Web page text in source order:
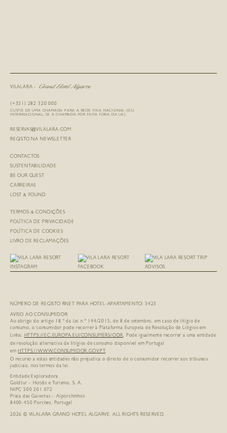
VILALARA - Grand Hotel Algarve
(+351) 282 320 000
CUSTO DE UMA CHAMADA PARA A REDE FIXA NACIONAL (OU
INTERNACIONAL, SE A CHAMADA FOR FEITA FORA DA UE).
RESERVAS@VILALARA.COM
REGISTO NA NEWSLETTER
CONTACTOS
SUSTENTABILIDADE
BE OUR GUEST
CARREIRAS
LOST & FOUND
TERMOS & CONDIÇÕES
POLÍTICA DE PRIVACIDADE
POLÍTICA DE COOKIES
LIVRO DE RECLAMAÇÕES
NÚMERO DE REGISTO RNET PARA HOTEL-APARTAMENTO: 3423
AVISO AO CONSUMIDOR
Ao abrigo do artigo 18.º da Lei n.º 144/2015, de 8 de setembro, em caso de litígio de
consumo, o consumidor pode recorrer à Plataforma Europeia de Resolução de Litígios em
Linha: HTTPS://EC.EUROPA.EU/ CONSUMERS/ODR. Pode igualmente recorrer a uma entidade
de resolução alternativa de litígios de consumo disponível em Portugal
emHTTPS://WWW.CONSUMIDOR.GOV.PT .
O recurso a estas entidades não prejudica o direito de o consumidor recorrer aos tribunais
judiciais, nos termos da lei.
Entidade Exploradora
Goldtur – Hotéis e Turismo, S. A.
NIPC 500 201 072
Praia das Gaivotas – Alporchinhos
8400-450 Porches, Portugal
2026 © VILALARA GRAND HOTEL ALGARVE. ALL RIGHTS RESERVED.